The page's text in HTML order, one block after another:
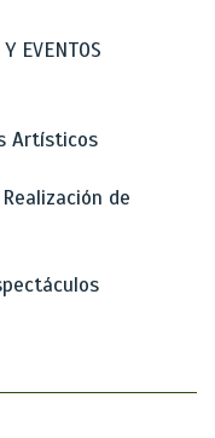
EVENTOS
Artísticos
de